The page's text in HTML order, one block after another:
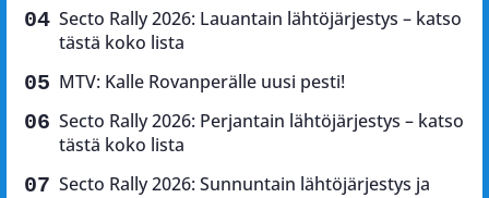
Secto Rally 2026: Lauantain lähtöjärjestys – katso
tästä koko lista
MTV: Kalle Rovanperälle uusi pesti!
Secto Rally 2026: Perjantain lähtöjärjestys – katso
tästä koko lista
Secto Rally 2026: Sunnuntain lähtöjärjestys ja